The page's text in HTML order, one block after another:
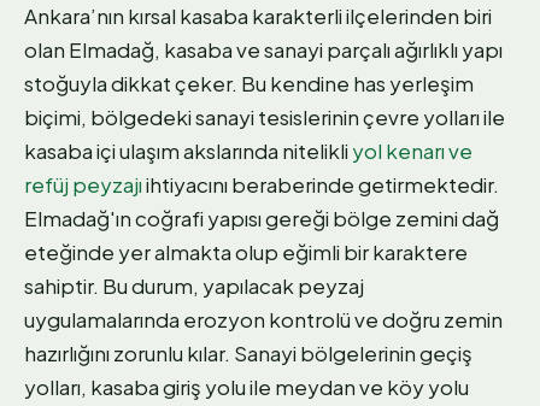
Ankara’nın kırsal kasaba karakterli ilçelerinden biri
olan Elmadağ, kasaba ve sanayi parçalı ağırlıklı yapı
stoğuyla dikkat çeker. Bu kendine has yerleşim
biçimi, bölgedeki sanayi tesislerinin çevre yolları ile
kasaba içi ulaşım akslarında nitelikli yol kenarı ve
refüj peyzajıihtiyacını beraberinde getirmektedir.
Elmadağ'ın coğrafi yapısı gereği bölge zemini dağ
eteğinde yer almakta olup eğimli bir karaktere
sahiptir. Bu durum, yapılacak peyzaj
uygulamalarında erozyon kontrolü ve doğru zemin
hazırlığını zorunlu kılar. Sanayi bölgelerinin geçiş
yolları, kasaba giriş yolu ile meydan ve köy yolu